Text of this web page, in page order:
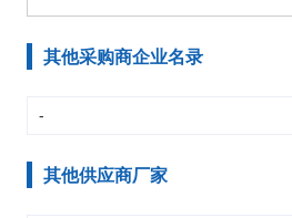
其他采购商企业名录
-
其他供应商厂家